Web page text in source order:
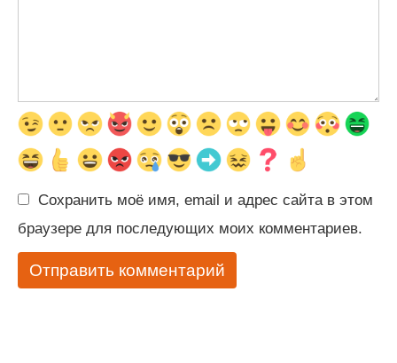
Сохранить моё имя, email и адрес сайта в этом
браузере для последующих моих комментариев.